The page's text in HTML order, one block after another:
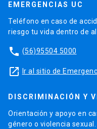
EMERGENCIAS UC
Teléfono en caso de
riesgo tu vida dentro de
phone (56)95504 5000
launch Ir al sitio de
DISCRIMINACIÓN Y
Orientación y apoyo en
género o violencia sexual.